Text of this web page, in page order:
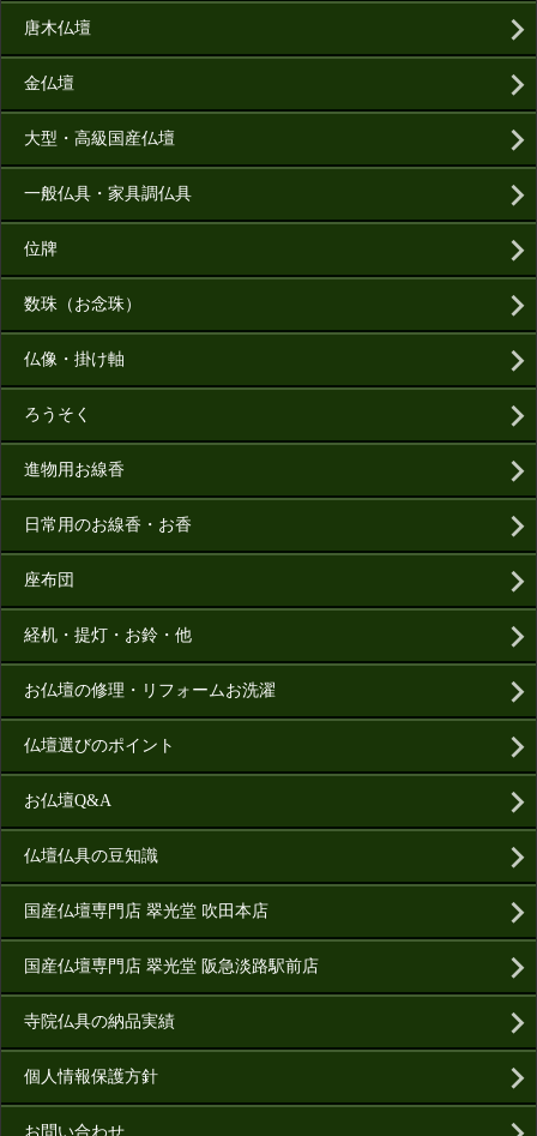
唐木仏壇
金仏壇
大型・高級国産仏壇
一般仏具・家具調仏具
位牌
数珠（お念珠）
仏像・掛け軸
ろうそく
進物用お線香
日常用のお線香・お香
座布団
経机・提灯・お鈴・他
お仏壇の修理・リフォームお洗濯
仏壇選びのポイント
お仏壇Q&A
仏壇仏具の豆知識
国産仏壇専門店 翠光堂 吹田本店
国産仏壇専門店 翠光堂 阪急淡路駅前店
寺院仏具の納品実績
個人情報保護方針
お問い合わせ